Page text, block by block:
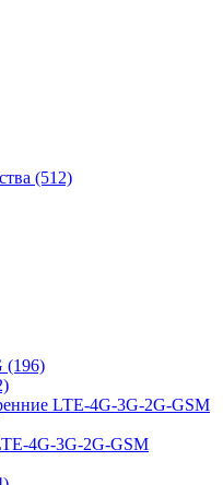
(512)
(196)
LTE-4G-3G-2G-GSM
4G-3G-2G-GSM